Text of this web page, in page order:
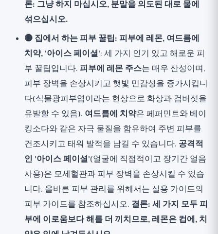
론: 그냥 하지 마십시오, 분말을 의도된 대로 물에
섞으십시오.
🔴 집에서 하는 피부 꿀팁: 피부에 레몬, 여드름에
치약, '아이스 페이셜': 세 가지 인기 있고 해로운 피
부 꿀팁입니다. 피부에 레몬 주스는 매우 산성이며,
피부 장벽을 손상시키고 햇빛 민감성을 증가시킵니
다(식물광피부염이라는 현상으로 화상과 검버섯을
유발할 수 있음). 여드름에 치약은 페퍼민트와 베이
킹소다와 같은 자극 물질을 함유하여 주변 피부를
건조시키고 태워 발적을 남길 수 있습니다. 공격적
인 '아이스 페이셜'(얼굴에 직접적이고 장기간 얼음
사용)은 모세혈관과 피부 장벽을 손상시킬 수 있습
니다. 올바른 피부 관리를 위해서는 실용 가이드의
피부 가이드를 참조하십시오. 결론: 세 가지 모두 피
부에 이로움보다 해를 더 끼치므로, 레몬은 컵에, 치